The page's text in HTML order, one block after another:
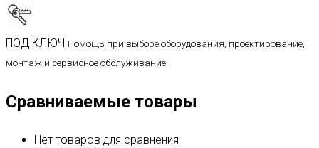
ПОД КЛЮЧ Помощь при выборе оборудования, проектирование,
монтаж и сервисное обслуживание
Сравниваемые товары
Нет товаров для сравнения